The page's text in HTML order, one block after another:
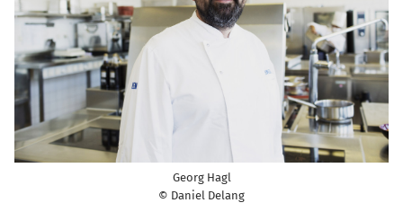
Georg Hagl
© Daniel Delang